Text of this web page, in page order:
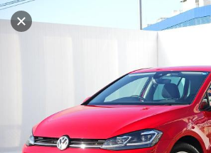
販売店検索
エリア別最新ニュース
マイアカウント
アフターサービス
アフターサービス
企業情報
マイリストに追加
キャンセル
ヤナセ ブランドスクエア横浜
販売店情報
地図を見る